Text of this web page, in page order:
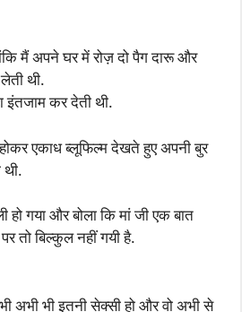
मैं अपने घर में रोज़ दो पैग दारू और
थी.
इंतजाम कर देती थी.
एकाध ब्लूफिल्म देखते हुए अपनी बुर
गया और बोला कि मां जी एक बात
तो बिल्कुल नहीं गयी है.
अभी भी इतनी सेक्सी हो और वो अभी से